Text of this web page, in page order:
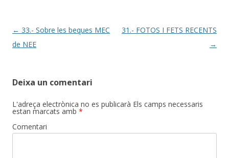
Post
navigation
← 33.- Sobre les beques MEC
de NEE
31.- FOTOS I FETS RECENTS
→
Deixa un comentari
L'adreça electrònica no es publicarà Els camps necessaris
estan marcats amb *
Comentari